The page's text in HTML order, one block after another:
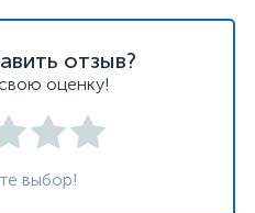
отзыв?
оценку!
выбор!